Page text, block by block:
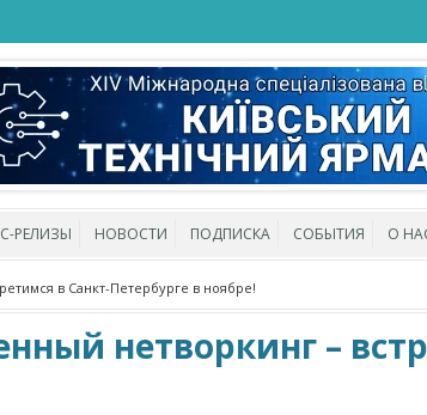
РЕЛИЗЫ НОВОСТИ ПОДПИСКА СОБЫТИЯ О
в Санкт-Петербурге в ноябре!
нетворкинг –